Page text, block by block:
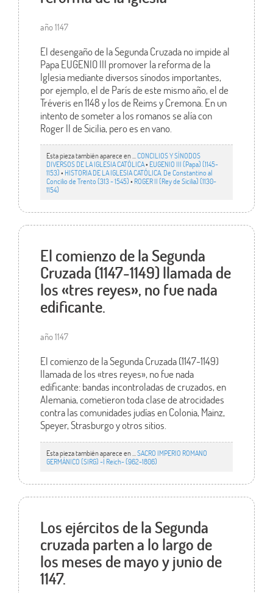
año 1147
El desengaño de la Segunda Cruzada no impide al
Papa EUGENIO III promover la reforma de la
Iglesia mediante diversos sínodos importantes,
por ejemplo, el de París de este mismo año, el de
Tréveris en 1148 y los de Reims y Cremona. En un
intento de someter a los romanos se alía con
Roger II de Sicilia, pero es en vano.
Esta pieza también aparece en ...CONCILIOS Y SÍNODOS
DIVERSOS DE LA IGLESIA CATÓLICA• EUGENIO III (Papa) (1145-
1153)• HISTORIA DE LA IGLESIA CATÓLICA. De Constantino al
Concilio de Trento (313 - 1545)• ROGER II (Rey de Sicilia) (1130-
1154)
El comienzo de la Segunda
Cruzada (1147-1149) llamada de
los «tres reyes», no fue nada
edificante.
año 1147
El comienzo de la Segunda Cruzada (1147-1149)
llamada de los «tres reyes», no fue nada
edificante: bandas incontroladas de cruzados, en
Alemania, cometieron toda clase de atrocidades
contra las comunidades judías en Colonia, Mainz,
Speyer, Strasburgo y otros sitios.
Esta pieza también aparece en ... SACRO IMPERIO ROMANO
GERMÁNICO (SIRG) -I Reich- (962-1806)
Los ejércitos de la Segunda
cruzada parten a lo largo de
los meses de mayo y junio de
1147.